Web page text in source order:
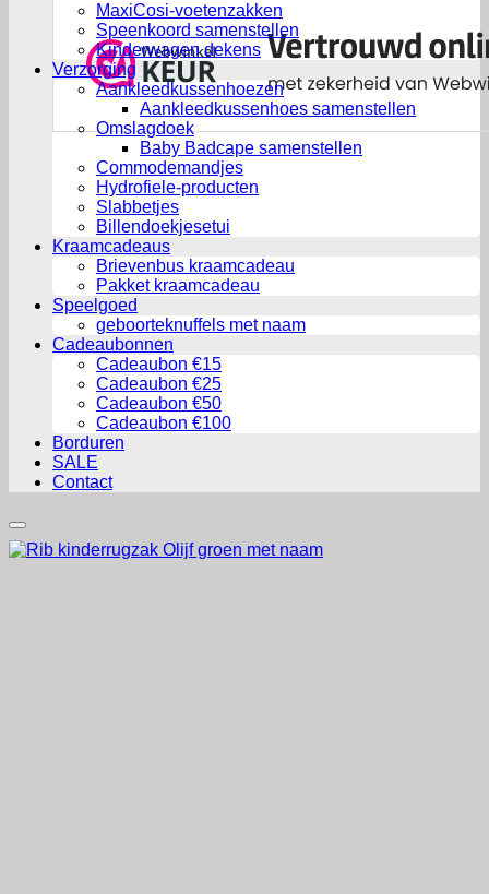
MaxiCosi-voetenzakken
Speenkoord samenstellen
Kinderwagen dekens
Verzorging
Aankleedkussenhoezen
Aankleedkussenhoes samenstellen
Omslagdoek
Baby Badcape samenstellen
Commodemandjes
Hydrofiele-producten
Slabbetjes
Billendoekjesetui
Kraamcadeaus
Brievenbus kraamcadeau
Pakket kraamcadeau
Speelgoed
geboorteknuffels met naam
Cadeaubonnen
Cadeaubon €15
Cadeaubon €25
Cadeaubon €50
Cadeaubon €100
Borduren
SALE
Contact